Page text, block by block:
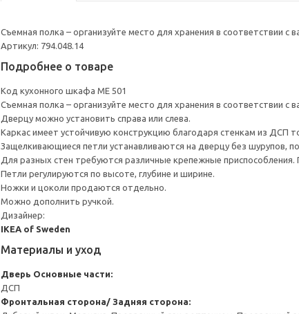
Съемная полка – организуйте место для хранения в соответствии с
Артикул: 794.048.14
Подробнее о товаре
Код кухонного шкафа ME 501
Съемная полка – организуйте место для хранения в соответствии с
Дверцу можно установить справа или слева.
Каркас имеет устойчивую конструкцию благодаря стенкам из ДСП
Защелкивающиеся петли устанавливаются на дверцу без шурупов,
Для разных стен требуются различные крепежные
Петли регулируются по высоте, глубине и ширине.
Ножки и цоколи продаются отдельно.
Можно дополнить ручкой.
Дизайнер:
IKEA of Sweden
Материалы и уход
Дверь Основные части:
ДСП
Фронтальная сторона/ Задняя сторона: